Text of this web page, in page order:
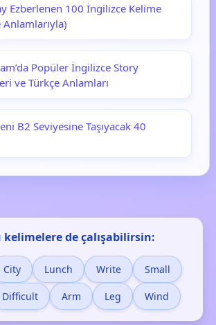
Ezberlenen 100 İngilizce Kelime
Anlamlarıyla)
Popüler İngilizce Story
ve Türkçe Anlamları
B2 Seviyesine Taşıyacak 40
kelimelere de çalışabilirsin:
City Lunch Write Small
Difficult Arm Leg Wind